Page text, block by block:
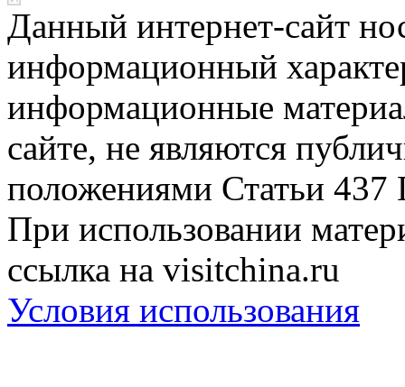
Данный интернет-сайт
информационный
информационные
сайте, не являются
положениями Статьи 437
При использовании
ссылка на visitchina.ru
Условия использования